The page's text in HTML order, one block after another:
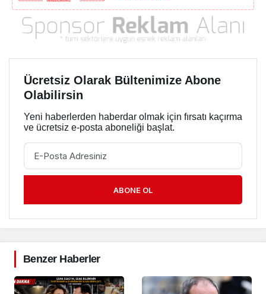
Ücretsiz Olarak Bültenimize Abone
Olabilirsin
Yeni haberlerden haberdar olmak için fırsatı kaçırma
ve ücretsiz e-posta aboneliği başlat.
ABONE OL
Benzer Haberler